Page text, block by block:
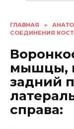
ГЛАВНАЯ »
СОЕДИНЕНИЯ
мышцы,
задний
справа: